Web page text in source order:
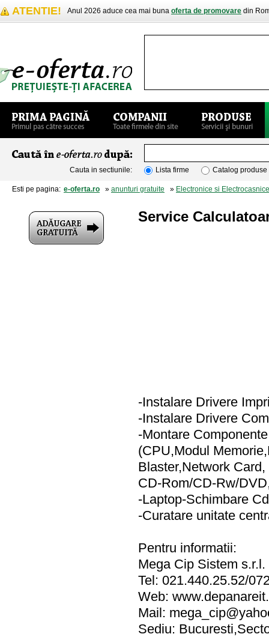
ATENTIE! Anul 2026 aduce cea mai buna oferta de promovare din
Cauta in sectiunile: Lista firme Catalog produse
Esti pe pagina: e-oferta.ro » anunturi gratuite » Electronice si Electrocasnice
Service
-Instalare Drivere
-Instalare Drivere
-Montare
(CPU,Modul
Blaster,Network Card,
CD-Rom/CD-Rw/
-Laptop-Schimbare
-Curatare unitate
Pentru informatii:
Mega Cip Sistem s.r.l.
Tel: 021.440.25.52/
Web:
Mail:
Sediu: